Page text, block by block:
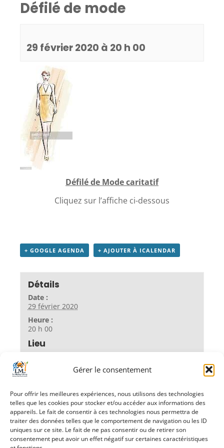
Gérer le consentement
Pour offrir les meilleures expériences, nous utilisons des technologies
telles que les cookies pour stocker et/ou accéder aux informations des
appareils. Le fait de consentir à ces technologies nous permettra de
traiter des données telles que le comportement de navigation ou les ID
uniques sur ce site. Le fait de ne pas consentir ou de retirer son
consentement peut avoir un effet négatif sur certaines caractéristiques
Défilé de mode
29 février 2020 à 20 h 00
Défilé de Mode caritatif
Cliquez sur l’affiche ci-dessous
+ GOOGLE AGENDA + AJOUTER À ICALENDAR
Détails
Date :
29 février 2020
Heure :
20 h 00
Lieu
«Ateliers
numériques pour
les Séniors
Conseil Municipal
»